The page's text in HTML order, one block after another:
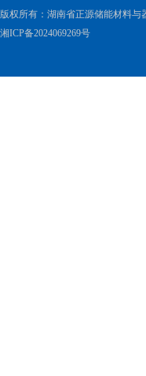
版权所有：湖南省正源储能材料与
湘ICP备2024069269号